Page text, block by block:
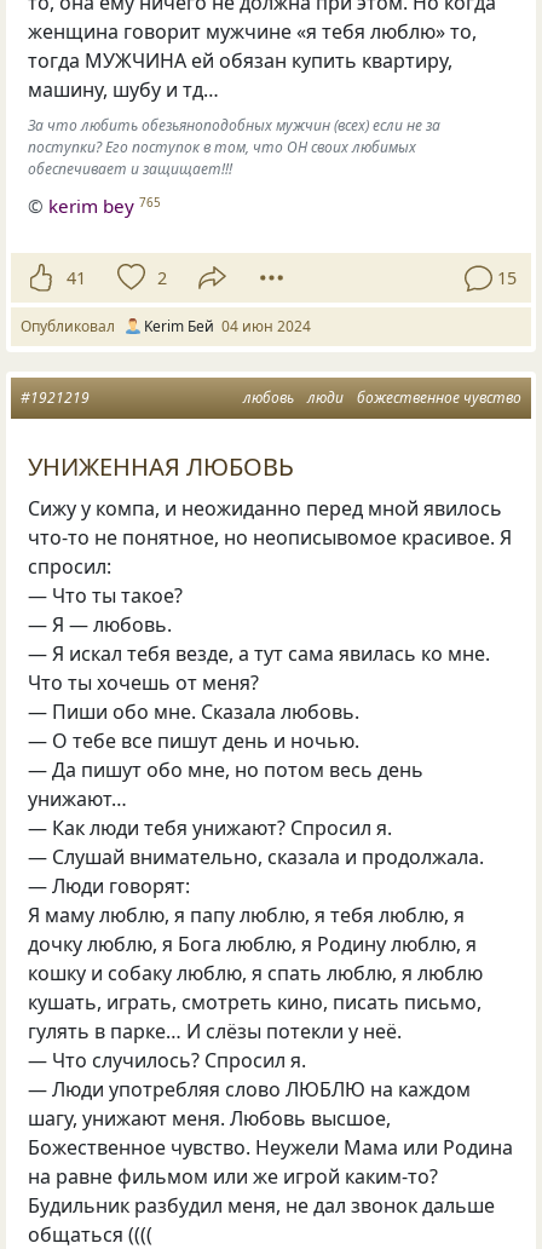
женщина говорит мужчине «я тебя люблю» то,
тогда МУЖЧИНА ей обязан купить квартиру,
машину, шубу и тд…
За что любить обезьяноподобных мужчин (всех) если не за
поступки? Его поступок в том, что ОН своих любимых
обеспечивает и защищает!!!
© kerim bey 765
41 2 15
Опубликовал Kerim Бей 04 июн 2024
любовь люди божественное чувство
#1921219
УНИЖЕННАЯ ЛЮБОВЬ
Сижу у компа, и неожиданно перед мной явилось
что-то не понятное, но неописывомое красивое. Я
спросил:
— Что ты такое?
— Я — любовь.
— Я искал тебя везде, а тут сама явилась ко мне.
Что ты хочешь от меня?
— Пиши обо мне. Сказала любовь.
— О тебе все пишут день и ночью.
— Да пишут обо мне, но потом весь день
унижают…
— Как люди тебя унижают? Спросил я.
— Слушай внимательно, сказала и продолжала.
— Люди говорят:
Я маму люблю, я папу люблю, я тебя люблю, я
дочку люблю, я Бога люблю, я Родину люблю, я
кошку и собаку люблю, я спать люблю, я люблю
кушать, играть, смотреть кино, писать письмо,
гулять в парке… И слёзы потекли у неё.
— Что случилось? Спросил я.
— Люди употребляя слово ЛЮБЛЮ на каждом
шагу, унижают меня. Любовь высшое,
Божественное чувство. Неужели Мама или Родина
на равне фильмом или же игрой каким-то?
Будильник разбудил меня, не дал звонок дальше
общаться ((((